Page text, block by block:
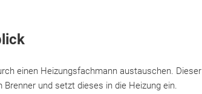
einen Heizungsfachmann austauschen. Dieser
und setzt dieses in die Heizung ein.